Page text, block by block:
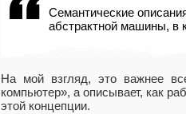
Семантические
абстрактной машины, в
На мой взгляд, это важнее
компьютер», а описывает, как
этой концепции.